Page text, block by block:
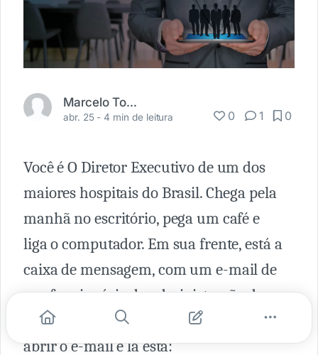
Marcelo Tournier
abr. 25 -4 min de leitura 0 1 0
Você é O Diretor Executivo de um dos
maiores hospitais do Brasil. Chega pela
manhã no escritório, pega um café e
liga o computador. Em sua frente, está a
caixa de mensagem, com um e-mail de
um funcionário da administração do
hospital, com o título 'Feedback'. Ao
abrir o e-mail e lá está: